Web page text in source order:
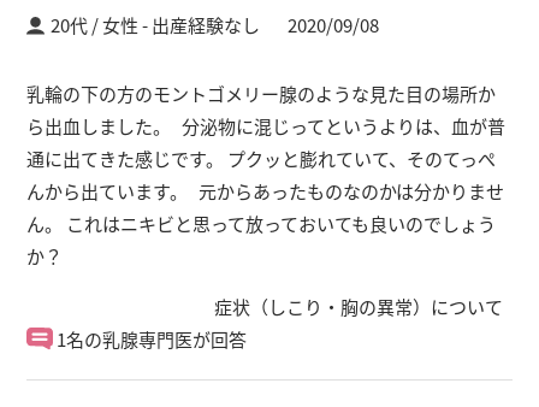
20代 / 女性 出産経験なし 2020/09/08
乳輪の下の方のモントゴメリー腺のような見た目の場所か
ら出血しました。 分泌物に混じってというよりは、血が普
通に出てきた感じです。 プクッと膨れていて、そのてっぺ
んから出ています。 元からあったものなのかは分かりませ
ん。 これはニキビと思って放っておいても良いのでしょう
か？
症状（しこり・胸の異常）について
1名の乳腺専門医が回答